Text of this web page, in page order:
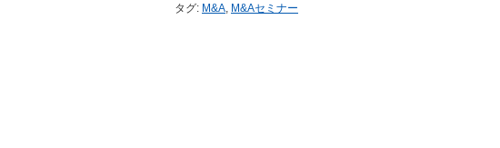
タグ: M&A, M&Aセミナー